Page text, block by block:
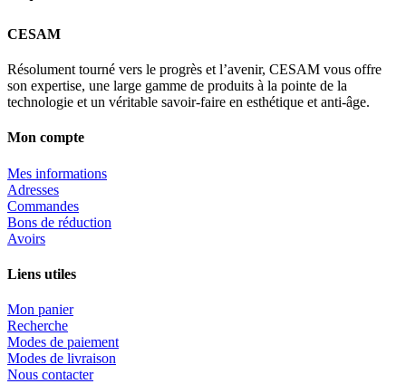
CESAM
Résolument tourné vers le progrès et l’avenir, CESAM vous offre
son expertise, une large gamme de produits à la pointe de la
technologie et un véritable savoir-faire en esthétique et anti-âge.
Mon compte
Mes informations
Adresses
Commandes
Bons de réduction
Avoirs
Liens utiles
Mon panier
Recherche
Modes de paiement
Modes de livraison
Nous contacter